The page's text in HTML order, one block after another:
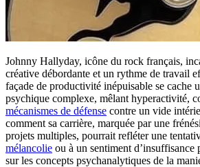
Johnny Hallyday, icône du rock français,
créative débordante et un rythme de travail
façade de productivité inépuisable se cache
psychique complexe, mêlant hyperactivité,
mécanismes de défense contre un vide
comment sa carrière, marquée par une
projets multiples, pourrait refléter une
mélancolie ou à un sentiment d’insuffisance
sur les concepts psychanalytiques de la